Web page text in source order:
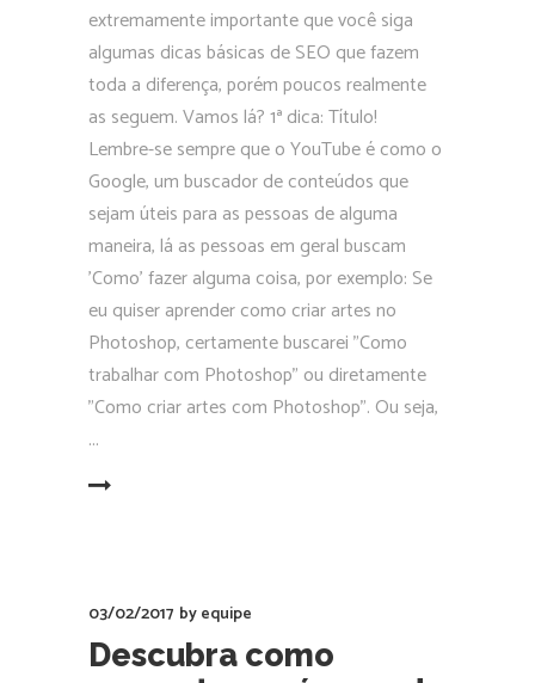
extremamente importante que você siga
algumas dicas básicas de SEO que fazem
toda a diferença, porém poucos realmente
as seguem. Vamos lá? 1ª dica: Título!
Lembre-se sempre que o YouTube é como o
Google, um buscador de conteúdos que
sejam úteis para as pessoas de alguma
maneira, lá as pessoas em geral buscam
'Como' fazer alguma coisa, por exemplo: Se
eu quiser aprender como criar artes no
Photoshop, certamente buscarei "Como
trabalhar com Photoshop" ou diretamente
"Como criar artes com Photoshop". Ou seja,
03/02/2017 byequipe
Descubra como